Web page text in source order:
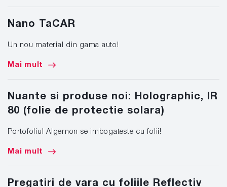
Nano TaCAR
Un nou material din gama auto!
Mai mult
Nuante si produse noi: Holographic, IR
80 (folie de protectie solara)
Portofoliul Algernon se imbogateste cu folii!
Mai mult
Pregatiri de vara cu foliile Reflectiv